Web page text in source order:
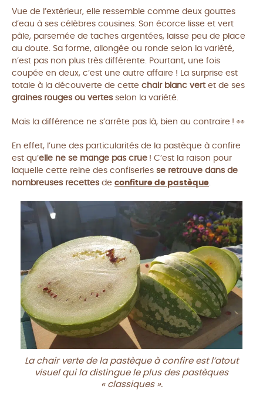
Vue de l’extérieur, elle ressemble comme deux gouttes
d’eau à ses célèbres cousines. Son écorce lisse et vert
pâle, parsemée de taches argentées, laisse peu de place
au doute. Sa forme, allongée ou ronde selon la variété,
n’est pas non plus très différente. Pourtant, une fois
coupée en deux, c’est une autre affaire ! La surprise est
totale à la découverte de cette chair blanc vert et de ses
graines rouges ou vertes selon la variété.
Mais la différence ne s’arrête pas là, bien au contraire ! 👀
En effet, l’une des particularités de la pastèque à confire
est qu’elle ne se mange pas crue ! C’est la raison pour
laquelle cette reine des confiseries se retrouve dans de
nombreuses recettes de confiture de pastèque.
La chair verte de la pastèque à confire est l’atout
visuel qui la distingue le plus des pastèques
« classiques ».